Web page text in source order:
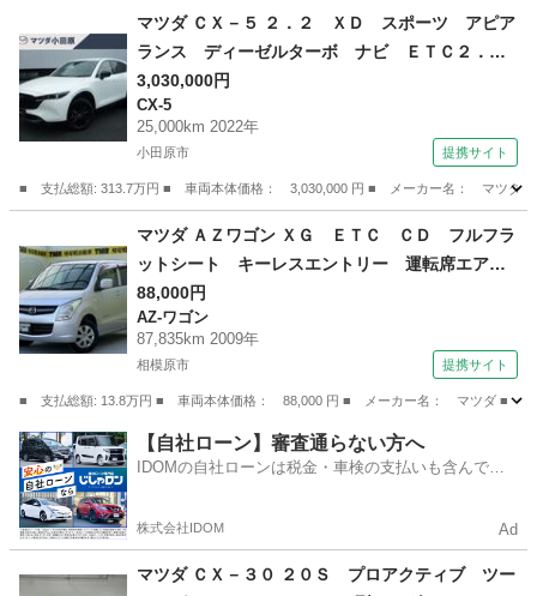
マツダ
マツダ ＣＸ－５ ２．２ ＸＤ スポーツ アピア
ランス ディーゼルターボ ナビ ＥＴＣ２．
０ ３６０度モニター ＬＥＤランプ １オーナ
ー車 本革シート パワーテールゲート バック
カメラ クルコン パワーシート ＥＴＣ車載
器 横滑り防止装置 シートヒーター エアコ
ン 禁煙車 （検9.3）
3,030,000円
CX-5
25,000km 2022年
小田原市 提携サイト
■ 支払総額: 313.7万円 ■ 車両本体価格： 3,030,000 円 ■ メーカー名： マツ
CX-5
マツダ ＡＺワゴン ＸＧ ＥＴＣ ＣＤ フルフラ
ットシート キーレスエントリー 運転席エアバ
ック 助手席エアバック 盗難防止装置 パワー
ステアリング パワ－ウィンドウ ベンチシー
ト エアコンクーラー （検10.8）
88,000円
AZ-ワゴン
87,835km 2009年
相模原市 提携サイト
■ 支払総額: 13.8万円 ■ 車両本体価格： 88,000 円 ■ メーカー名： マツダ ■
神奈川 相模原市 AZ-ワゴン
【自社ローン】審査通らない方へ
IDOMの自社ローンは税金・車検の支払いも含んでい
株式会社IDOM Ad
マツダ ＣＸ－３０ ２０Ｓ プロアクティブ ツー